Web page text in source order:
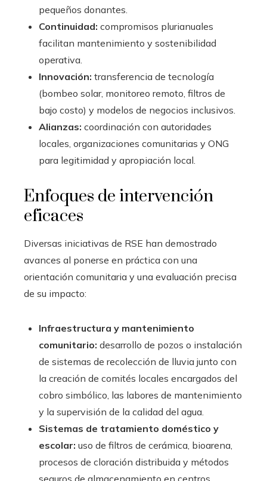
pequeños donantes.
Continuidad: compromisos plurianuales
facilitan mantenimiento y sostenibilidad
operativa.
Innovación: transferencia de tecnología
(bombeo solar, monitoreo remoto, filtros de
bajo costo) y modelos de negocios inclusivos.
Alianzas: coordinación con autoridades
locales, organizaciones comunitarias y ONG
para legitimidad y apropiación local.
Enfoques de intervención
eficaces
Diversas iniciativas de RSE han demostrado
avances al ponerse en práctica con una
orientación comunitaria y una evaluación precisa
de su impacto:
Infraestructura y mantenimiento
comunitario: desarrollo de pozos o instalación
de sistemas de recolección de lluvia junto con
la creación de comités locales encargados del
cobro simbólico, las labores de mantenimiento
y la supervisión de la calidad del agua.
Sistemas de tratamiento doméstico y
escolar: uso de filtros de cerámica, bioarena,
procesos de cloración distribuida y métodos